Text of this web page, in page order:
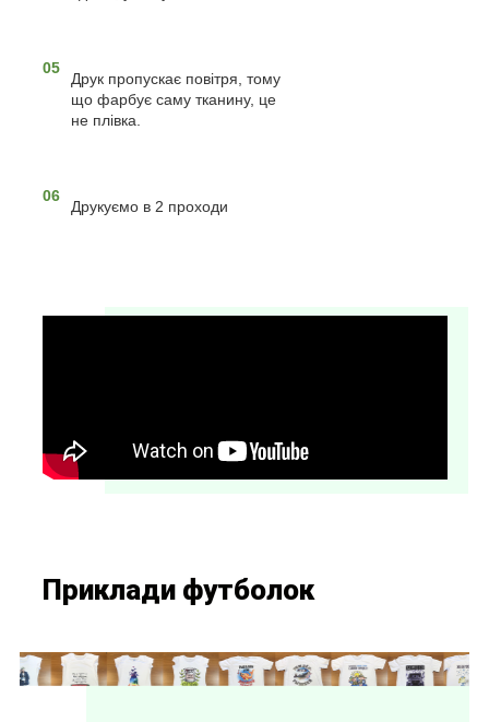
05
Друк пропускає повітря, тому
що фарбує саму тканину, це
не плівка.
06
Друкуємо в 2 проходи
Приклади футболок